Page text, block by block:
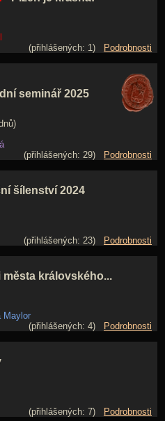
(přihlášených: 1)
Podrobnosti
seminář 2025
(přihlášených: 29)
Podrobnosti
šílenství 2024
(přihlášených: 23)
Podrobnosti
města královského...
Maylor
(přihlášených: 4)
Podrobnosti
(přihlášených: 7)
Podrobnosti